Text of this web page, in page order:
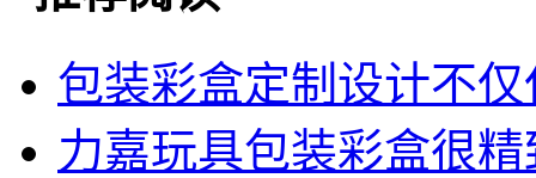
包装彩盒定制设计不
力嘉玩具包装彩盒很